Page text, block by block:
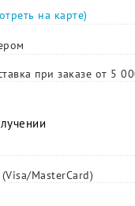
на карте)
при заказе от 5
MasterCard)